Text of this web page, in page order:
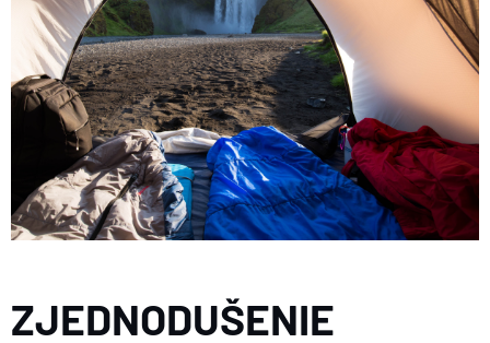
CYKLISTIKA
Značky
Obchodné podmienky
Podmienky ochrany osobných údajov
Doprava a platba
Kontakty
Veľkostné tabuľky
Výmena a vrátenie
ZJEDNODUŠENIE